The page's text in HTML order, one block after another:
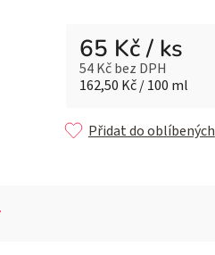
65 Kč/ ks
54 Kč bez DPH
Měrná cena:
162,50 Kč / 100 ml
Přidat do oblíbených